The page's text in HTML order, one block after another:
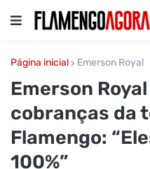
Página inicial Emerson Royal
Emerson
cobranças da
Flamengo:
100%”